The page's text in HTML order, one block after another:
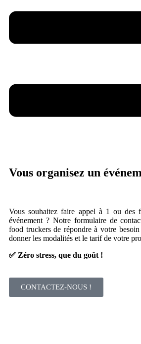
Vous organisez un
Vous souhaitezfaire appel à 1 ou des
événement ? Notre formulaire de
food truckers de répondre à votre
donner les modalités et le tarif de votre
✅ Zéro stress, que du goût !
CONTACTEZ-NOUS !